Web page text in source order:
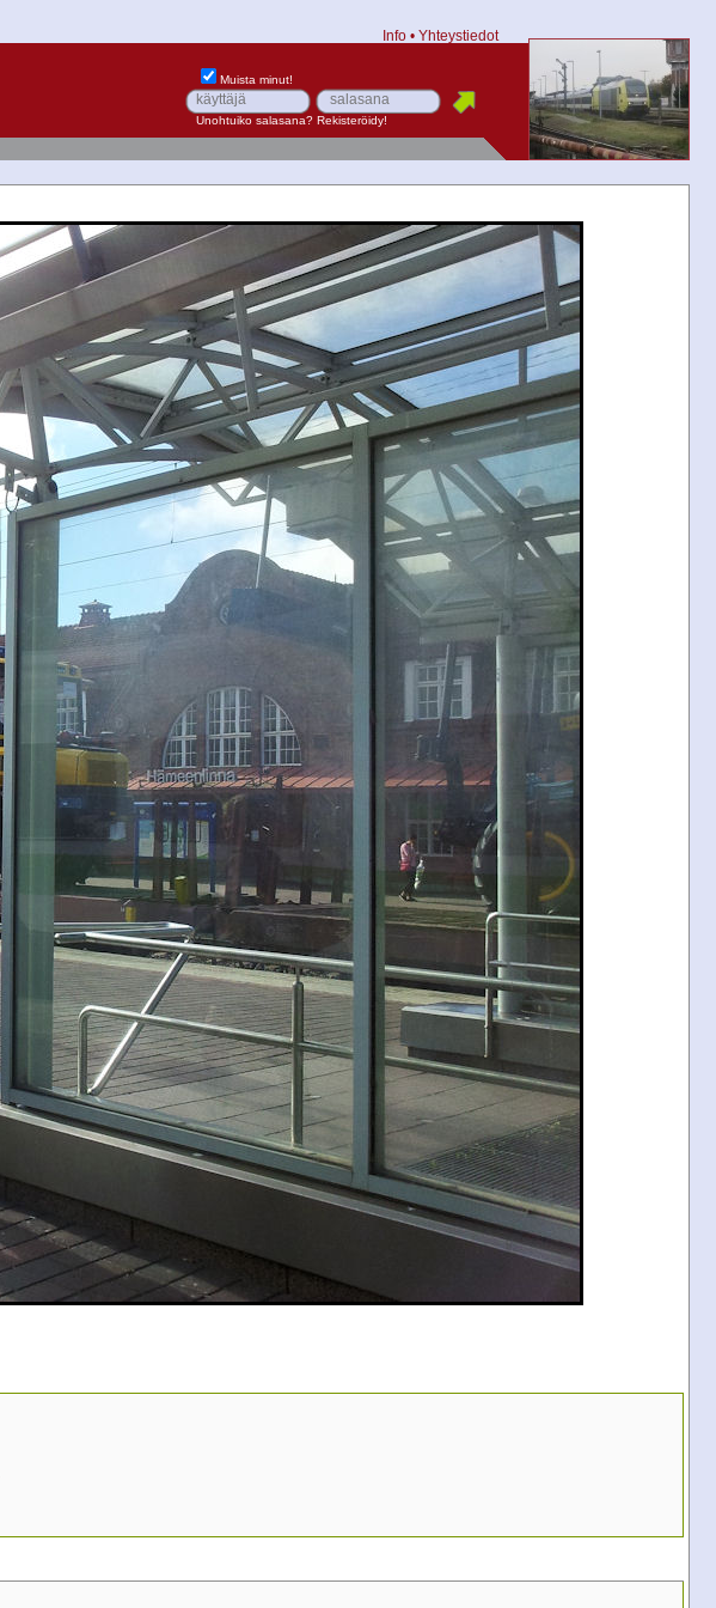
Info • Yhteystiedot
Muista minut!
Unohtuiko salasana? Rekisteröidy!